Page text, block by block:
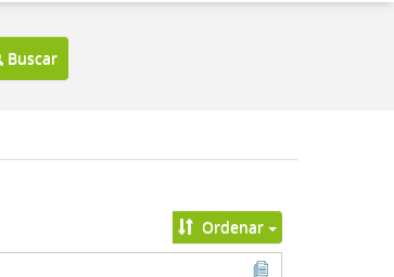
Buscar
Ordenar